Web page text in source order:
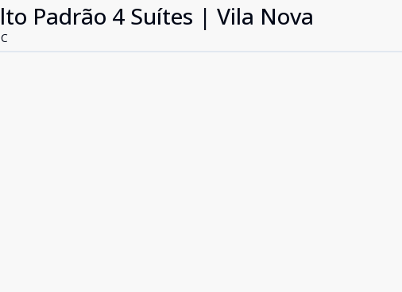
Padrão 4 Suítes | Vila Nova